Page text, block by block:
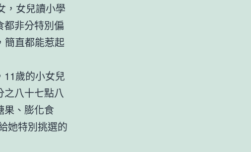
，女兒讀小學
都非分特別偏
簡直都能惹起
11歲的小女兒
之八十七點八
果、膨化食
她特別挑選的